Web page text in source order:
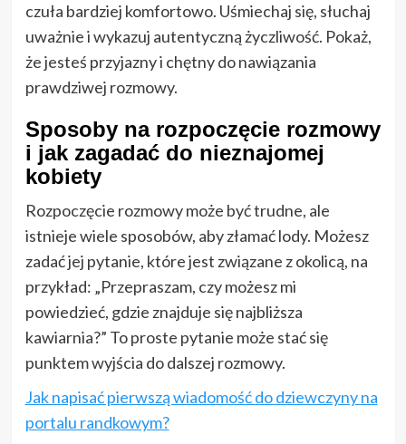
czuła bardziej komfortowo. Uśmiechaj się, słuchaj
uważnie i wykazuj autentyczną życzliwość. Pokaż,
że jesteś przyjazny i chętny do nawiązania
prawdziwej rozmowy.
Sposoby na rozpoczęcie rozmowy
i jak zagadać do nieznajomej
kobiety
Rozpoczęcie rozmowy może być trudne, ale
istnieje wiele sposobów, aby złamać lody. Możesz
zadać jej pytanie, które jest związane z okolicą, na
przykład: „Przepraszam, czy możesz mi
powiedzieć, gdzie znajduje się najbliższa
kawiarnia?” To proste pytanie może stać się
punktem wyjścia do dalszej rozmowy.
Jak napisać pierwszą wiadomość do dziewczyny na
portalu randkowym?